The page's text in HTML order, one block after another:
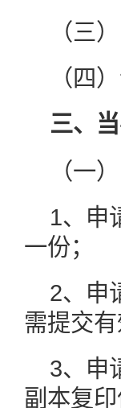
（三
（四
三、
（一
1、申
一份；
2、申
需提交有
3、申
副本复